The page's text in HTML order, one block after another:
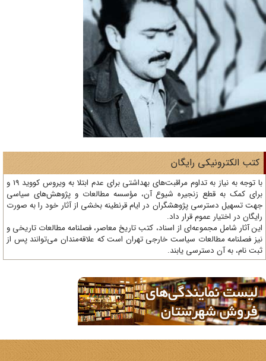
الکترونیکی رایگان
با توجه به نیاز به تداوم مراقبت‌های بهداشتی برای عدم ابتلا به ویروس کووید 19 و
کمک به قطع زنجیره شیوع آن، مؤسسه مطالعات و پژوهش‌های سیاسی
تسهیل دسترسی پژوهشگران در ایام قرنطینه بخشی از آثار خود را به صورت
در اختیار عموم قرار داد.
آثار شامل مجموعه‌ای از اسناد، کتب تاریخ معاصر، فصلنامه‌ مطالعات تاریخی و
فصلنامه مطالعات سیاست خارجی تهران است که علاقه‌مندان می‌توانند پس از
نام، به آن دسترسی یابند.